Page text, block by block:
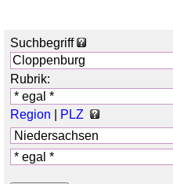
Suchbegriff
Rubrik:
Region
PLZ